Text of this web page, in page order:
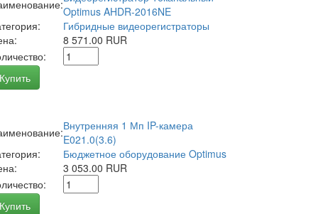
Optimus AHDR-2016NE
Гибридные видеорегистраторы
8 571.00 RUR
Купить
Внутренняя 1 Мп IP-камера
E021.0(3.6)
Бюджетное оборудование Optimus
3 053.00 RUR
Купить